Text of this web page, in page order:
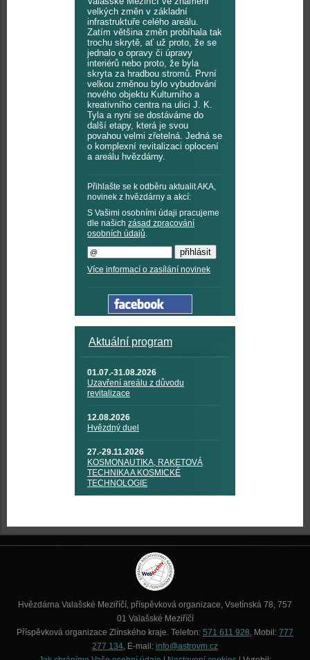
velkých změn v základní
infrastruktuře celého areálu.
Zatím většina změn probíhala tak
trochu skrytě, ať už proto, že se
jednalo o opravy či úpravy
interiérů nebo proto, že byla
skryta za hradbou stromů. První
velkou změnou bylo vybudování
nového objektu Kulturního a
kreativního centra na ulici J. K.
Tyla a nyní se dostáváme do
další etapy, která je svou
povahou velmi zřetelná. Jedná se
o komplexní revitalizaci oplocení
a areálu hvězdárny.
Přihlašte se k odběru aktualit AKA,
novinek z hvězdárny a akcí:
S Vašimi osobními údaji pracujeme
dle našich zásad zpracování
osobních údajů.
Více informací o zasílání novinek
Aktuální program
01.07.-31.08.2026
Uzavření areálu z důvodu
revitalizace
12.08.2026
Hvězdný duel
27.-29.11.2026
KOSMONAUTIKA, RAKETOVÁ
TECHNIKA A KOSMICKÉ
TECHNOLOGIE
Hvězdárna Valašské Meziříčí, příspěvková organizace, Vsetínská 78, 757
01 Valašské Meziříčí
Příspěvková organizace Zlínského kraje. Telefon: 571 611 928, Mobil: 777
277 134, E-mail: info@astrovm.cz